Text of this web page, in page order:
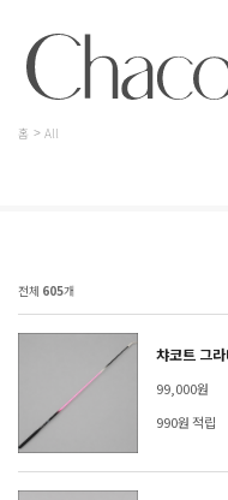
홈 All
전체 605개
챠코트 그
99,000원
990원 적립